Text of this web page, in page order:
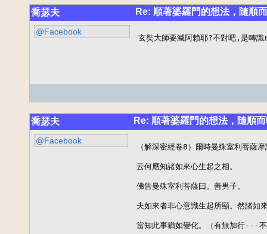
喬瑟夫 Re: 順著婆羅門的想法，隨順
@Facebook
玄奘大師要滅阿賴耶?不對吧,是轉
喬瑟夫 Re: 順著婆羅門的想法，隨順
@Facebook
（解深密經卷8）爾時曼殊室利菩薩
云何應知諸如來心生起之相。
佛告曼殊室利菩薩曰。善男子。
夫如來者非心意識生起所顯。然諸如
當知此事猶如變化。（有無加行---